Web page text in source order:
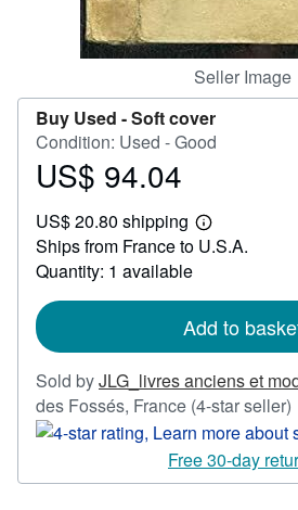
Seller Image
Buy Used -Soft cover
Condition: Used - Good
Price
94.04
US$ 94.04
US$ 20.80 shipping
Learn
more
Ships from France to U.S.A.
Quantity: 1 available
Add to
Sold byJLG_livres anciens et
des Fossés, France (4-star seller)
Free 30-day